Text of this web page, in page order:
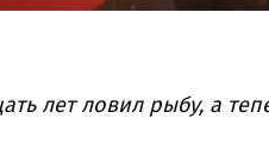
лет ловил рыбу, а